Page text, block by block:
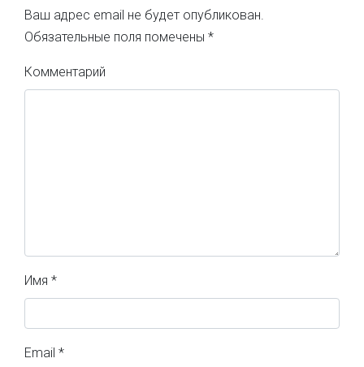
Ваш адрес email не будет опубликован.
Обязательные поля помечены *
Комментарий
Имя *
Email *